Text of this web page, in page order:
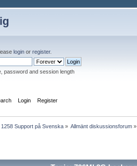
login or register.
password and session length
Login Register
1258 Support på Svenska» Allmänt diskussionsforum»